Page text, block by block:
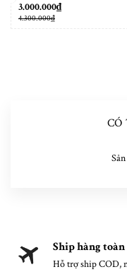
3.000.000₫
4.300.000₫
CÓ
Ship hàng toàn
Hỗ trợ ship COD,